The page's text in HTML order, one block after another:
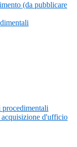
(da pubblicare
d'ufficio